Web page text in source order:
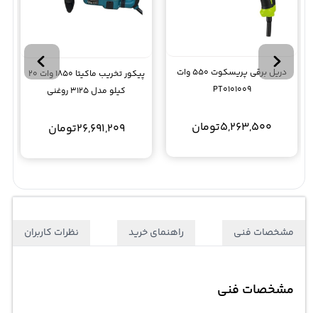
دریل برقی پریسکوت 550 وات
PT0101009
5,263,500تومان
پیکور تخریب ماکیتا 1850 وات 20
کیلو مدل 3125 روغنی
26,691,209تومان
مشخصات فنی راهنمای خرید نظرات کاربران
مشخصات فنی